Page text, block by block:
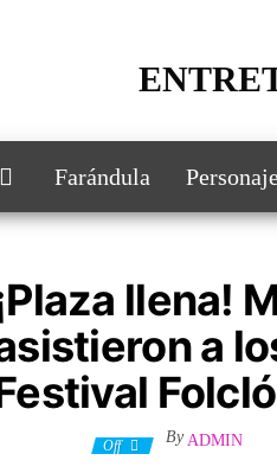
Farándula
llena!
a
Off By ADMIN